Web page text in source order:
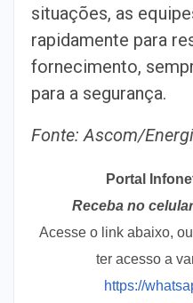
situações, as
rapidamente para
fornecimento,
para a segurança.
Fonte: Ascom/
Portal
Receba no
Acesse o link abaixo,
ter acesso a
https://